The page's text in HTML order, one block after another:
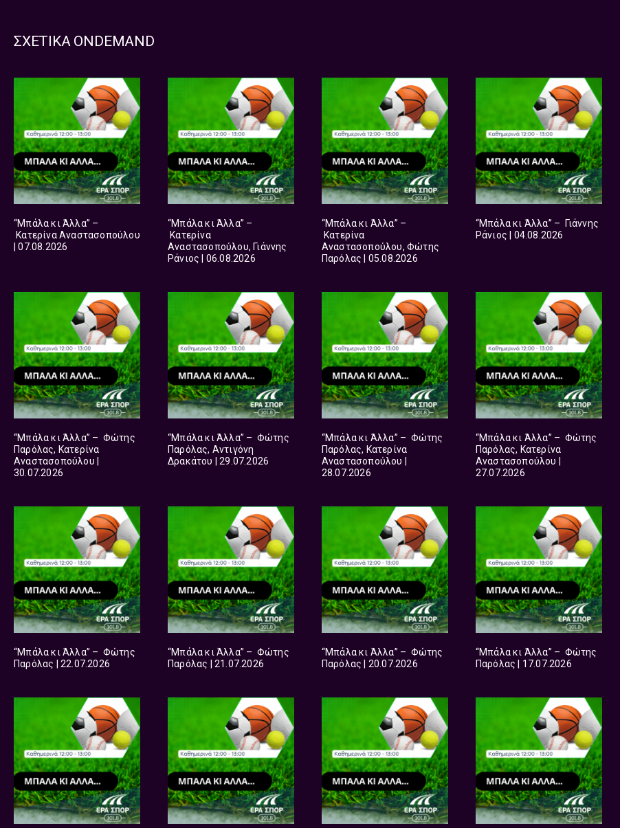
ΣΧΕΤΙΚΑ ONDEMAND
“Μπάλα κι Άλλα” –
Κατερίνα Αναστασοπούλου
| 07.08.2026
“Μπάλα κι Άλλα” –
Κατερίνα
Αναστασοπούλου, Γιάννης
Ράνιος | 06.08.2026
“Μπάλα κι Άλλα” –
Κατερίνα
Αναστασοπούλου, Φώτης
Παρόλας | 05.08.2026
“Μπάλα κι Άλλα” – Γιάννης
Ράνιος | 04.08.2026
“Μπάλα κι Άλλα” – Φώτης
Παρόλας, Κατερίνα
Αναστασοπούλου |
30.07.2026
“Μπάλα κι Άλλα” – Φώτης
Παρόλας, Αντιγόνη
Δρακάτου | 29.07.2026
“Μπάλα κι Άλλα” – Φώτης
Παρόλας, Κατερίνα
Αναστασοπούλου |
28.07.2026
“Μπάλα κι Άλλα” – Φώτης
Παρόλας, Κατερίνα
Αναστασοπούλου |
27.07.2026
“Μπάλα κι Άλλα” – Φώτης
Παρόλας | 22.07.2026
“Μπάλα κι Άλλα” – Φώτης
Παρόλας | 21.07.2026
“Μπάλα κι Άλλα” – Φώτης
Παρόλας | 20.07.2026
“Μπάλα κι Άλλα” – Φώτης
Παρόλας | 17.07.2026